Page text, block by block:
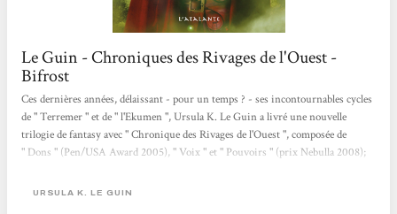
Le Guin - Chroniques des Rivages de l'Ouest -
Bifrost
Ces dernières années, délaissant - pour un temps ? - ses incontournables cycles
de " Terremer " et de " l'Ekumen ", Ursula K. Le Guin a livré une nouvelle
trilogie de fantasy avec " Chronique des Rivages de l'Ouest ", composée de
" Dons " (Pen/USA Award 2005), " Voix " et " Pouvoirs " (prix Nebulla 2008);
rajoute le prix Locus ô combien mérité remporté par l'excellentissime Lavinia,
URSULA K. LE GUIN